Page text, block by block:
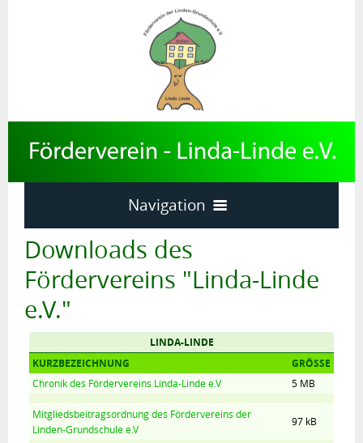
Navigation
Home
News
sonstiges
Kontakt
Impressum
Datenschutzerklärung
Downloads des
Fördervereins "Linda-Linde
e.V."
LINDA-LINDE
KURZBEZEICHNUNG
GRÖSSE
Chronik des Fördervereins Linda-Linde e.V 5 MB
Mitgliedsbeitragsordnung des Fördervereins der
Linden-Grundschule e.V
97 kB